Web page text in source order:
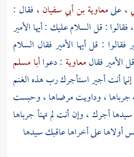
، علىمعاوية بن أبي سفيان ، فقال :
فقالوا : قل السلام عليك : أيها الأمير
فقالوا : قل أيها الأمير فقال السلام
الأمير فقالمعاوية : دعواأبا مسلم
إنما أنت أجير استأجرك رب هذه الغنم
جرباها ، وداويت مرضاها ، وحبست
أجرك ، وإن أنت لم تهنأ جرباها
أولاها على أخراها عاقبك سيدها